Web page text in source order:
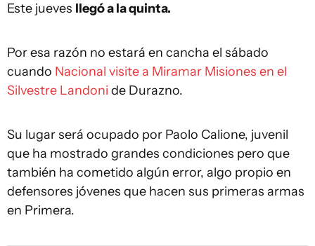
Este jueves llegó a la quinta.
Por esa razón no estará en cancha el sábado
cuando Nacional visite a Miramar Misiones en el
Silvestre Landoni de Durazno.
Su lugar será ocupado por Paolo Calione, juvenil
que ha mostrado grandes condiciones pero que
también ha cometido algún error, algo propio en
defensores jóvenes que hacen sus primeras armas
en Primera.